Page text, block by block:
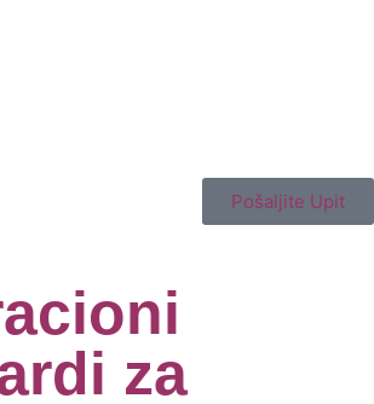
Pošaljite Upit
za